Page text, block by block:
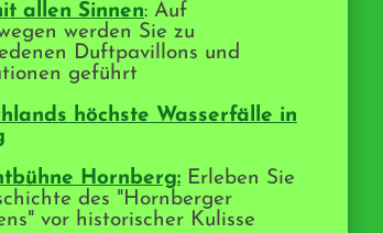
allen Sinnen: Auf
werden Sie zu
Duftpavillons und
geführt
höchste Wasserfälle in
Hornberg:Erleben Sie
des "Hornberger
vor historischer Kulisse